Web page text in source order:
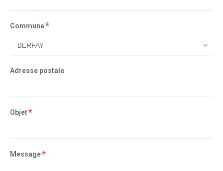
Commune
BERFAY
Adresse postale
Objet
Message